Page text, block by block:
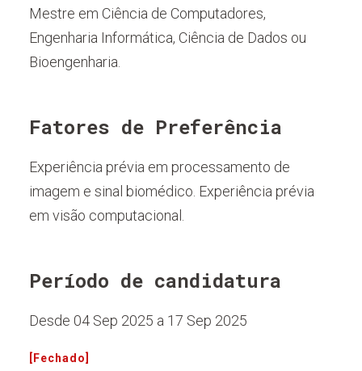
Mestre em Ciência de Computadores,
Engenharia Informática, Ciência de Dados ou
Bioengenharia.
Fatores de Preferência
Experiência prévia em processamento de
imagem e sinal biomédico. Experiência prévia
em visão computacional.
Período de candidatura
Desde 04 Sep 2025 a 17 Sep 2025
[Fechado]